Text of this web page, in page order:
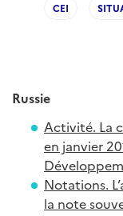
CEI
Russie
Activité. La
en janvier
Notations.
la note